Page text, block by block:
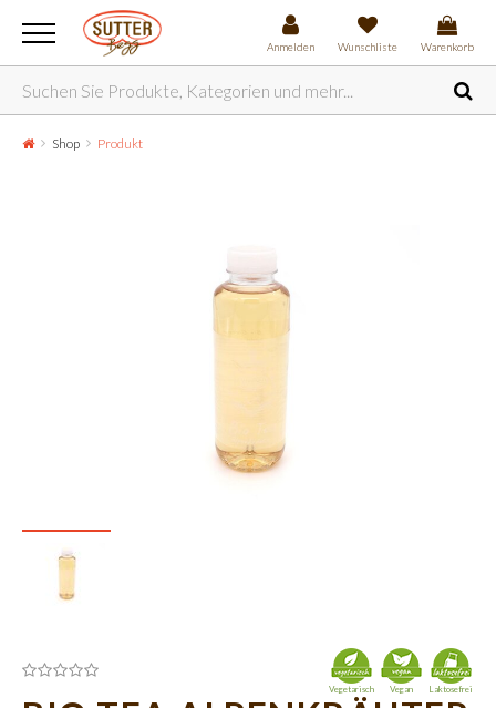
Anmelden Wunschliste Warenkorb
Shop Produkt
Vegetarisch Vegan Laktosefrei